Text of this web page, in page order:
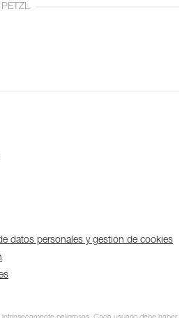
datos personales y gestión de cookies